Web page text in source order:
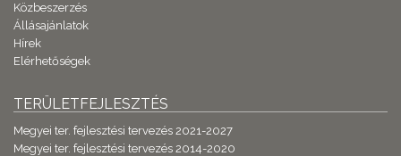
Közbeszerzés
Állásajánlatok
Hírek
Elérhetőségek
TERÜLETFEJLESZTÉS
Megyei ter. fejlesztési tervezés 2021-2027
Megyei ter. fejlesztési tervezés 2014-2020